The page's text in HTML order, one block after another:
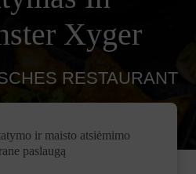
Xyger
RESTAURANT
ir maisto atsiėmimo
paslaugą